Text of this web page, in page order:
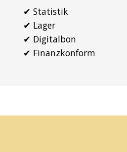
✔︎ Statistik
✔︎ Lager
✔︎ Digitalbon
✔︎ Finanzkonform